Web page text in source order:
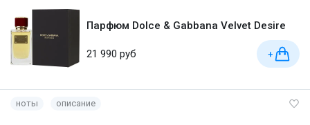
Парфюм Dolce & Gabbana Velvet Desire
21 990 руб +
ноты описание